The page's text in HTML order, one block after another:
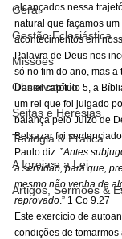
Geral
Gestão Eclesiástica
Missões
Observatório
Seitas e Heresias
Teologia & Prática
A Igreja e a Lei
Artigos, Sermões &
alcançados nessa
natural que façamos
acontecimentos em
Palavra de Deus nos
só no fim do ano, mas a
Daniel capítulo 5, a
um rei que foi julgado
balança pelo Juízo de
Belsazar foi
Paulo diz: ”Antes
à servidão, para que,
mesmo não venha de
reprovado.” 1 Co 9.27
Este exercício de
condições de